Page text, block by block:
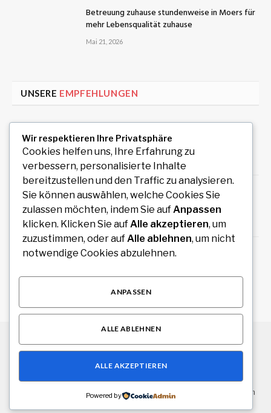
Betreuung zuhause stundenweise in Moers für
mehr Lebensqualität zuhause
Mai 21, 2026
UNSERE EMPFEHLUNGEN
Mobile Wellness
Auto Anmeldung einfach online durchführen
und sofort legal losfahren
August 7, 2026
How an Image Compressor Helps Students,
© 2026 Alle Rechte vorbehalten.Stuttgart Drive
Haftung für Inhalte
Datenschutzerklärung Impressum
Wir respektieren Ihre Privatsphäre
Cookies helfen uns, Ihre Erfahrung zu
verbessern, personalisierte Inhalte
bereitzustellen und den Traffic zu analysieren.
Sie können auswählen, welche Cookies Sie
zulassen möchten, indem Sie aufAnpassen
klicken. Klicken Sie aufAlle akzeptieren, um
zuzustimmen, oder aufAlle ablehnen, um nicht
notwendige Cookies abzulehnen.
ANPASSEN
ALLE ABLEHNEN
ALLE AKZEPTIEREN
Powered by